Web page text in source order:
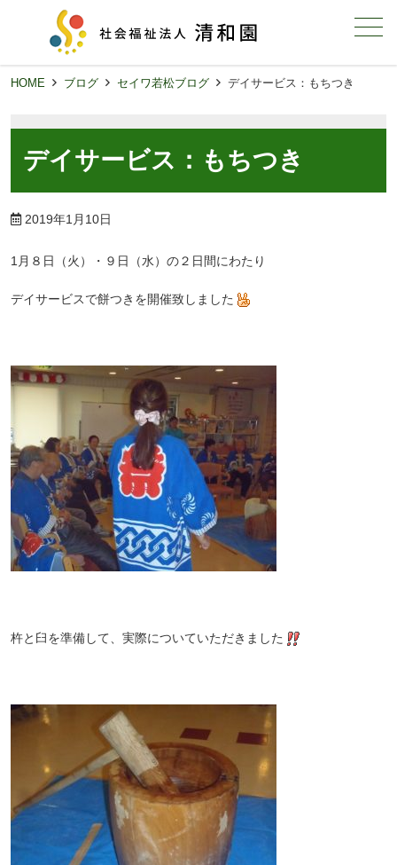
メニュー
HOME ブログ セイワ若松ブログ デイサービス：もちつき
デイサービス：もちつき
2019年1月10日
1月８日（火）・９日（水）の２日間にわたり
デイサービスで餅つきを開催致しました
杵と臼を準備して、実際についていただきました